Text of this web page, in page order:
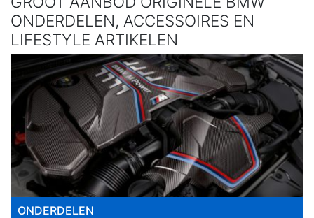
ONDERDELEN, ACCESSOIRES EN
LIFESTYLE ARTIKELEN
ONDERDELEN